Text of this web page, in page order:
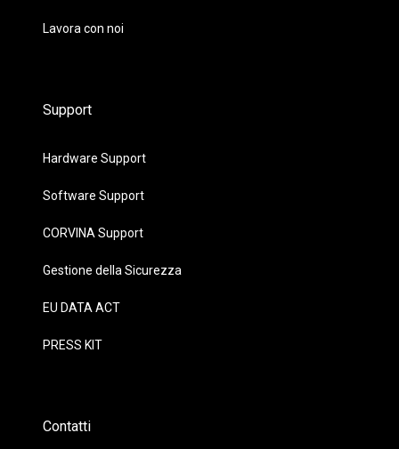
Lavora con noi
Support
Hardware Support
Software Support
CORVINA Support
Gestione della Sicurezza
EU DATA ACT
PRESS KIT
Contatti